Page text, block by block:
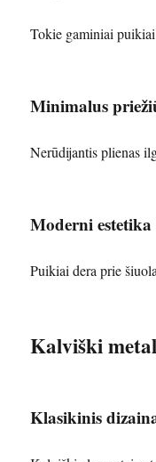
Tokie gaminiai
Minimalus
Nerūdijantis plienas
Moderni estetika
Puikiai dera prie
Kalviški
Klasikinis